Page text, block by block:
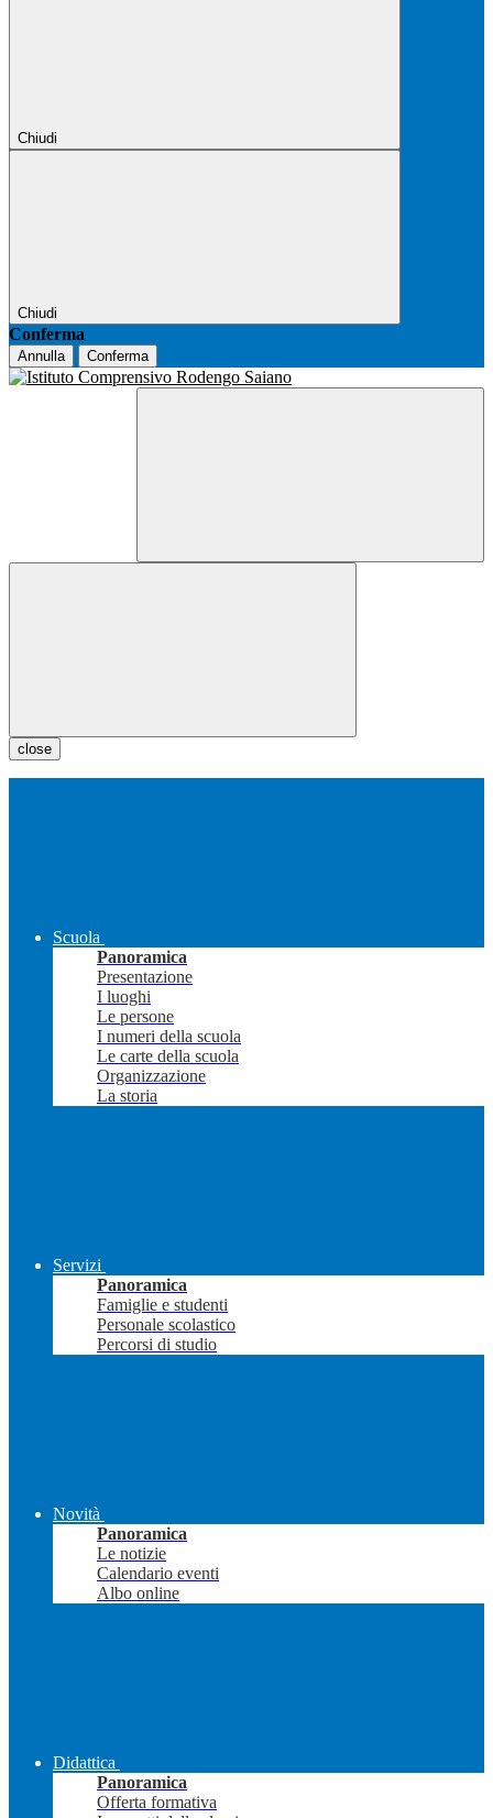
Chiudi
Chiudi
Conferma
Annulla Conferma
close
Scuola
Panoramica
Presentazione
I luoghi
Le persone
I numeri della scuola
Le carte della scuola
Organizzazione
La storia
Servizi
Panoramica
Famiglie e studenti
Personale scolastico
Percorsi di studio
Novità
Panoramica
Le notizie
Calendario eventi
Albo online
Didattica
Panoramica
Offerta formativa